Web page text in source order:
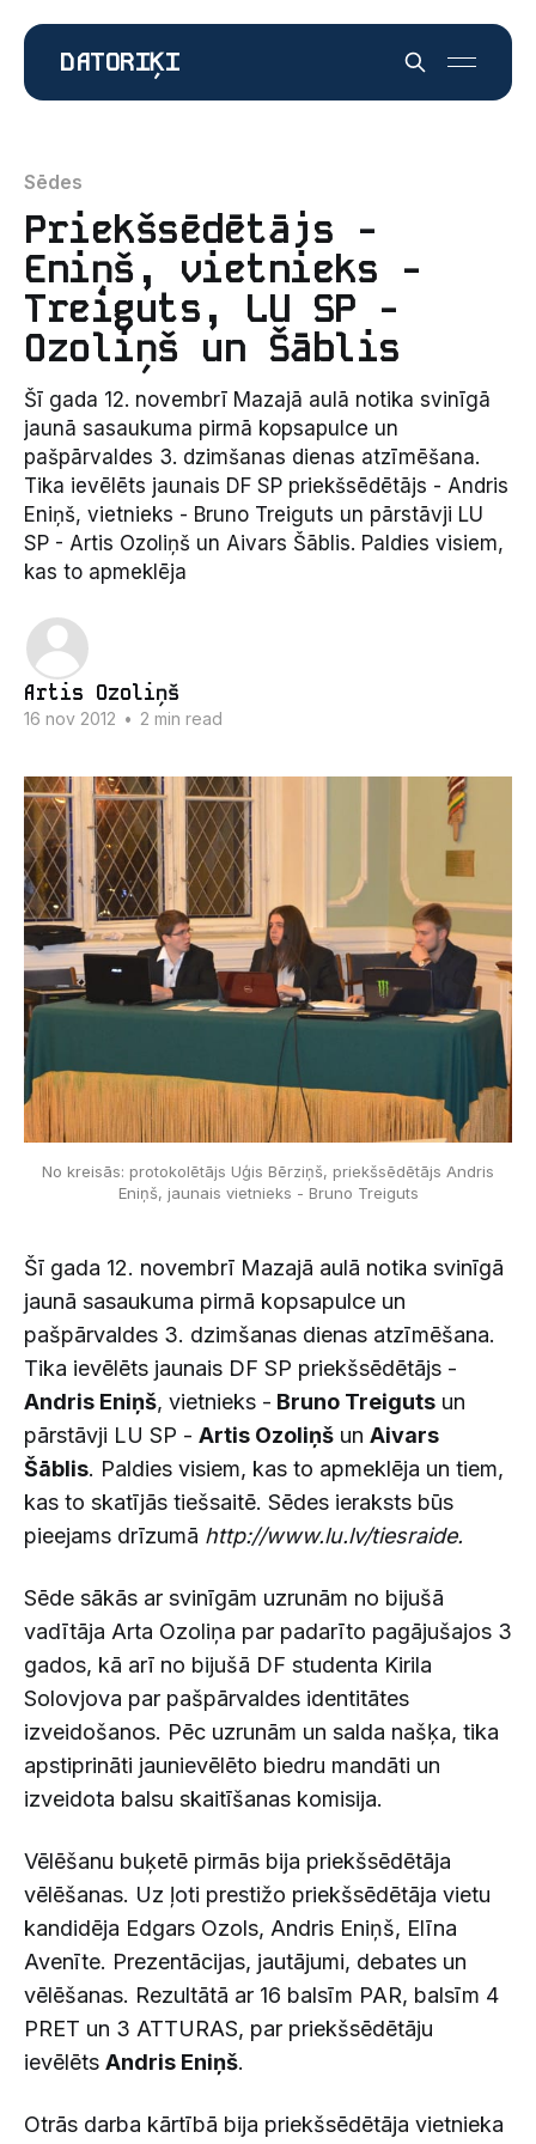
DATORIĶI
Sēdes
Priekšsēdētājs -
Eniņš, vietnieks -
Treiguts, LU SP -
Ozoliņš un Šāblis
Šī gada 12. novembrī Mazajā aulā notika svinīgā
jaunā sasaukuma pirmā kopsapulce un
pašpārvaldes 3. dzimšanas dienas atzīmēšana.
Tika ievēlēts jaunais DF SP priekšsēdētājs - Andris
Eniņš, vietnieks - Bruno Treiguts un pārstāvji LU
SP - Artis Ozoliņš un Aivars Šāblis. Paldies visiem,
kas to apmeklēja
Artis Ozoliņš
16 nov 2012 • 2 min read
No kreisās: protokolētājs Uģis Bērziņš, priekšsēdētājs Andris
Eniņš, jaunais vietnieks - Bruno Treiguts
Šī gada 12. novembrī Mazajā aulā notika svinīgā
jaunā sasaukuma pirmā kopsapulce un
pašpārvaldes 3. dzimšanas dienas atzīmēšana.
Tika ievēlēts jaunais DF SP priekšsēdētājs -
Andris Eniņš, vietnieks - Bruno Treiguts un
pārstāvji LU SP - Artis Ozoliņš un Aivars
Šāblis. Paldies visiem, kas to apmeklēja un tiem,
kas to skatījās tiešsaitē. Sēdes ieraksts būs
pieejams drīzumā http://www.lu.lv/tiesraide.
Sēde sākās ar svinīgām uzrunām no bijušā
vadītāja Arta Ozoliņa par padarīto pagājušajos 3
gados, kā arī no bijušā DF studenta Kirila
Solovjova par pašpārvaldes identitātes
izveidošanos. Pēc uzrunām un salda našķa, tika
apstiprināti jaunievēlēto biedru mandāti un
izveidota balsu skaitīšanas komisija.
Vēlēšanu buķetē pirmās bija priekšsēdētāja
vēlēšanas. Uz ļoti prestižo priekšsēdētāja vietu
kandidēja Edgars Ozols, Andris Eniņš, Elīna
Avenīte. Prezentācijas, jautājumi, debates un
vēlēšanas. Rezultātā ar 16 balsīm PAR, balsīm 4
PRET un 3 ATTURAS, par priekšsēdētāju
ievēlēts Andris Eniņš.
Otrās darba kārtībā bija priekšsēdētāja vietnieka